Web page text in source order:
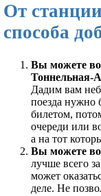
От
способа
Вы можете
Тоннельная-
Дадим вам
поезда нужно
билетом,
очереди или
а на тот
Вы можете
лучше всего
может
деле. Не